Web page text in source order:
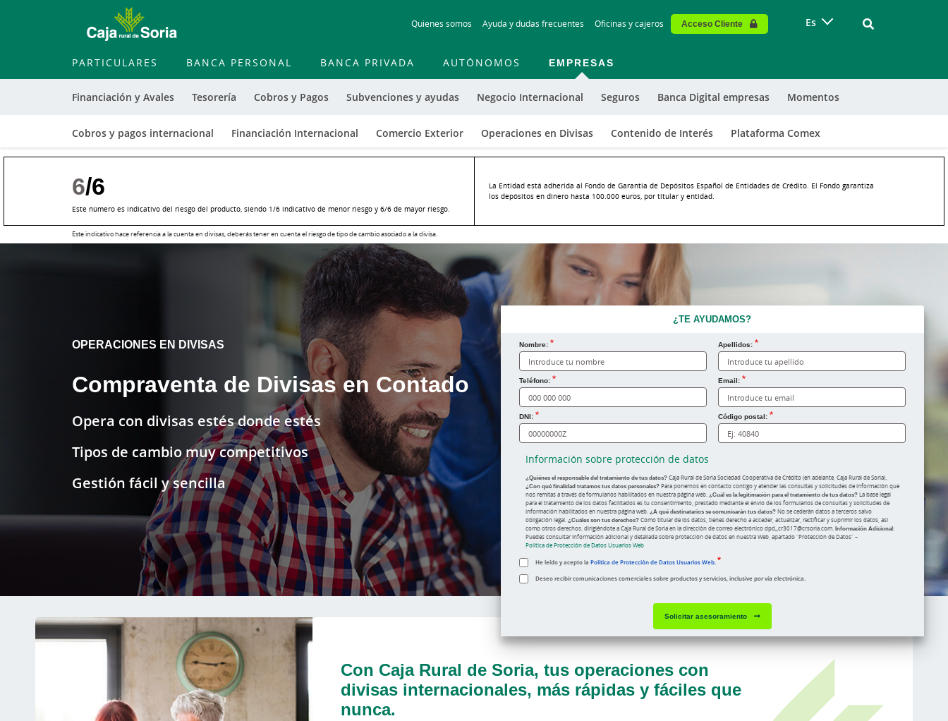
to
contentt
Quienes somos Ayuda y dudas frecuentes Oficinas y cajeros Acceso Cliente Es Vinculo -
PARTICULARES BANCA PERSONAL BANCA PRIVADA AUTÓNOMOS EMPRESAS
Financiación y Avales Tesorería Cobros y Pagos Subvenciones y ayudas Negocio Internacional
Cobros y pagos internacional Financiación Internacional Comercio Exterior Operaciones en Divisas Contenido de Interés Plataforma Comex
Seguros Banca Digital empresas Momentos
6/6
Este número es indicativo del riesgo del producto, siendo 1/6 indicativo de menor riesgo y 6/6 de mayor riesgo.
La Entidad está adherida al Fondo de Garantía de Depósitos Español de Entidades de Crédito. El Fondo garantiza
los depósitos en dinero hasta 100.000 euros, por titular y entidad.
Este indicativo hace referencia a la cuenta en divisas, deberás tener en cuenta el riesgo de tipo de cambio asociado a la divisa.
OPERACIONES EN DIVISAS
Compraventa de Divisas en Contado
Opera con divisas estés donde estés
Tipos de cambio muy competitivos
Gestión fácil y sencilla
¿TE AYUDAMOS?
Nombre:
¿Cómo te llamas?
Apellidos:
Teléfono: Email:
DNI: Código postal:
Información sobre protección de datos
¿Quiénes el responsable del tratamiento de tus datos?Caja Rural de Soria Sociedad Cooperativa de Crédito (en adelante, Caja Rural de Soria).
¿Con qué finalidad tratamos tus datos personales?Para ponernos en contacto contigo y atender las consultas y solicitudes de información que
nos remitas a través de formularios habilitados en nuestra página web. ¿Cuál es la legitimación para el tratamiento de tus datos?La base legal
para el tratamiento de los datos facilitados es tu consentimiento, prestado mediante el envío de los formularios de consultas y solicitudes de
información habilitados en nuestra página web. ¿A qué destinatarios se comunicarán tus datos?No se cederán datos a terceros salvo
obligación legal. ¿Cuáles son tus derechos?Como titular de los datos, tienes derecho a acceder, actualizar, rectificar y suprimir los datos, así
como otros derechos, dirigiéndote a Caja Rural de Soria en la dirección de correo electrónico dpd_cr3017@crsoria.com. Información Adicional:
Puedes consultar información adicional y detallada sobre protección de datos en nuestra Web, apartado “Protección de Datos” –
Política de Protección de Datos Usuarios Web
He leído y acepto la Política de Protección de Datos Usuarios Web.
Deseo recibir comunicaciones comerciales sobre productos y servicios, inclusive por vía electrónica.
Solicitar asesoramiento
Con Caja Rural de Soria, tus operaciones con
divisas internacionales, más rápidas y fáciles que
nunca.